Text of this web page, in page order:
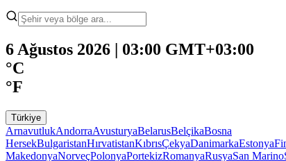
6 Ağustos 2026 | 03:00 GMT+03:00
°C
°F
Türkiye
ArnavutlukAndorraAvusturyaBelarusBelçikaBosna
HersekBulgaristanHırvatistanKıbrısÇekyaDanimarkaEstonya
MakedonyaNorveçPolonyaPortekizRomanyaRusyaSan Marino